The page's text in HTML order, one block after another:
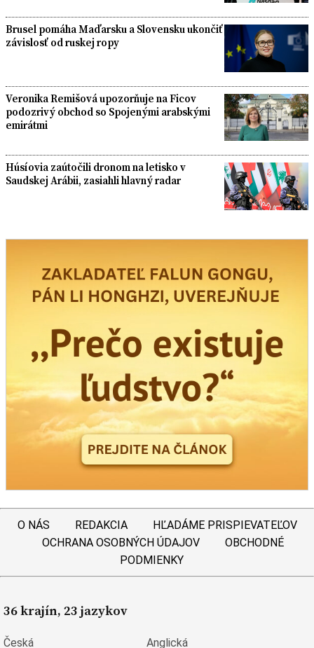
Brusel pomáha Maďarsku a Slovensku ukončiť
závislosť od ruskej ropy
Veronika Remišová upozorňuje na Ficov
podozrivý obchod so Spojenými arabskými
emirátmi
Húsíovia zaútočili dronom na letisko v
Saudskej Arábii, zasiahli hlavný radar
O NÁS REDAKCIA
HĽADÁME PRISPIEVATEĽOV
OCHRANA OSOBNÝCH ÚDAJOV
OBCHODNÉ
PODMIENKY
36 krajín, 23 jazykov
Česká
Anglická